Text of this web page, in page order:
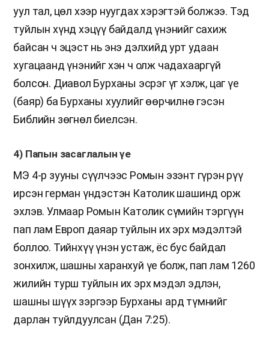
уул тал, цөл хээр нуугдах хэрэгтэй болжээ. Тэд
туйлын хүнд хэцүү байдалд үнэнийг сахиж
байсан ч эцэст нь энэ дэлхийд урт удаан
хугацаанд үнэнийг хэн ч олж чадахааргүй
болсон. Диавол Бурханы эсрэг үг хэлж, цаг үе
(баяр) ба Бурханы хуулийг өөрчилнө гэсэн
Библийн зөгнөл биелсэн.
4) Папын засаглалын үе
МЭ 4-р зууны сүүлчээс Ромын эзэнт гүрэн рүү
ирсэн герман үндэстэн Католик шашинд орж
эхлэв. Улмаар Ромын Католик сүмийн тэргүүн
пап лам Европ даяар туйлын их эрх мэдэлтэй
боллоо. Тийнхүү үнэн устаж, ёс бус байдал
зонхилж, шашны харанхуй үе болж, пап лам 1260
жилийн турш туйлын их эрх мэдэл эдлэн,
шашны шүүх зэргээр Бурханы ард түмнийг
дарлан туйлдуулсан (Дан 7:25).